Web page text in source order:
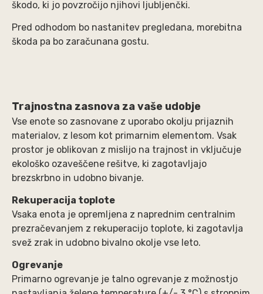
škodo, ki jo povzročijo njihovi ljubljenčki.
Pred odhodom bo nastanitev pregledana, morebitna
škoda pa bo zaračunana gostu.
Trajnostna zasnova za vaše udobje
Vse enote so zasnovane z uporabo okolju prijaznih
materialov, z lesom kot primarnim elementom. Vsak
prostor je oblikovan z mislijo na trajnost in vključuje
ekološko ozaveščene rešitve, ki zagotavljajo
brezskrbno in udobno bivanje.
Rekuperacija toplote
Vsaka enota je opremljena z naprednim centralnim
prezračevanjem z rekuperacijo toplote, ki zagotavlja
svež zrak in udobno bivalno okolje vse leto.
Ogrevanje
Primarno ogrevanje je talno ogrevanje z možnostjo